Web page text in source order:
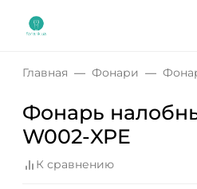
Главная Фонари
Фонарь
W002-XPE
К сравнению